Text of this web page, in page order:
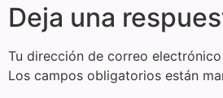
Deja una
Tu dirección de correo
Los campos obligatorios están